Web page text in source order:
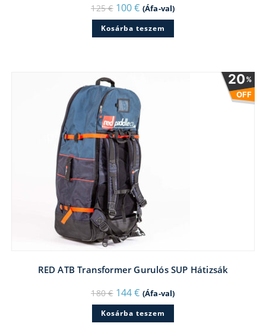
125€ Original
price
was:
125 €.
100€Current
price
is:
100 €.
(Áfa-val)
Kosárba teszem
20%
OFF
RED ATB Transformer Gurulós SUP Hátizsák
180€ Original
price
was:
180 €.
144€Current
price
is:
144 €.
(Áfa-val)
Kosárba teszem